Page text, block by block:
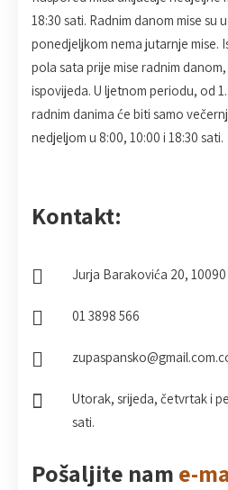
18:30 sati. Radnim danom mise su
ponedjeljkom nema jutarnje mise.
pola sata prije mise radnim
ispovijeda. U ljetnom periodu, od
radnim danima će biti samo
nedjeljom u 8:00, 10:00 i 18:30 sati.
Kontakt:
Jurja Barakovića 20,
01 3898 566
Utorak, srijeda, četvrtak i
sati.
Pošaljite nam e-